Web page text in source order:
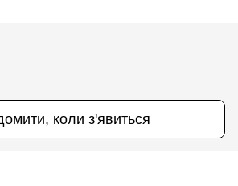
коли з'явиться